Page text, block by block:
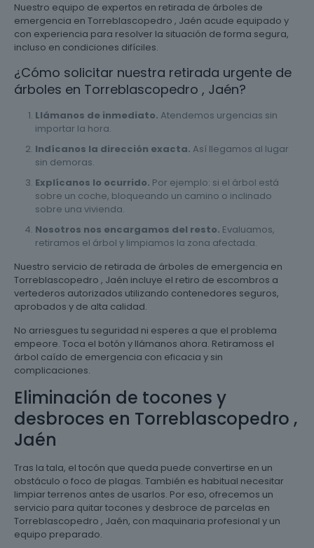
Nuestro equipo de expertos en retirada de árboles de
emergencia en Torreblascopedro , Jaén acude equipado y
con experiencia para resolver la situación de forma segura,
incluso en condiciones difíciles.
¿Cómo solicitar nuestra retirada urgente de
árboles en Torreblascopedro , Jaén?
Llámanos de inmediato. Atendemos urgencias sin
importar la hora.
Indícanos la dirección exacta. Así llegamos al lugar
sin demoras.
Explícanos lo ocurrido. Por ejemplo: si el árbol está
sobre un coche, bloqueando un camino o inclinado
sobre una vivienda.
Nosotros nos encargamos del resto. Evaluamos,
retiramos el árbol y limpiamos la zona afectada.
Nuestro servicio de retirada de árboles de emergencia en
Torreblascopedro , Jaén incluye el retiro de escombros a
vertederos autorizados utilizando contenedores seguros,
aprobados y de alta calidad.
No arriesgues tu seguridad ni esperes a que el problema
empeore. Toca el botón y llámanos ahora. Retiramoss el
árbol caído de emergencia con eficacia y sin
complicaciones.
Eliminación de tocones y
desbroces en Torreblascopedro ,
Jaén
Tras la tala, el tocón que queda puede convertirse en un
obstáculo o foco de plagas. También es habitual necesitar
limpiar terrenos antes de usarlos. Por eso, ofrecemos un
servicio para quitar tocones y desbroce de parcelas en
Torreblascopedro , Jaén, con maquinaria profesional y un
equipo preparado.